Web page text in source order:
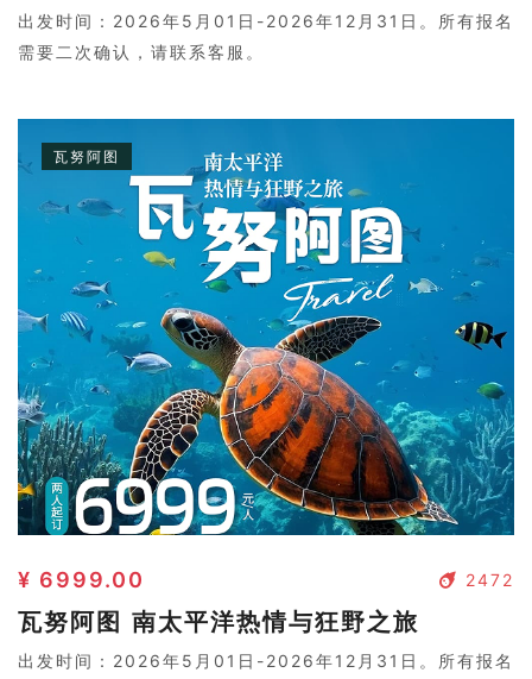
出发时间：2026年5月01日-2026年12月31日。所有报名
需要二次确认，请联系客服。
瓦努阿图
2472
¥ 6999.00
瓦努阿图 南太平洋热情与狂野之旅
出发时间：2026年5月01日-2026年12月31日。所有报名